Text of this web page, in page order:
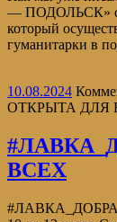
— ПОДОЛЬСК»
который
гуманитарки в
10.08.2024
ОТКРЫТА ДЛЯ
ВСЕХ
#ЛАВКА_ДОБРА